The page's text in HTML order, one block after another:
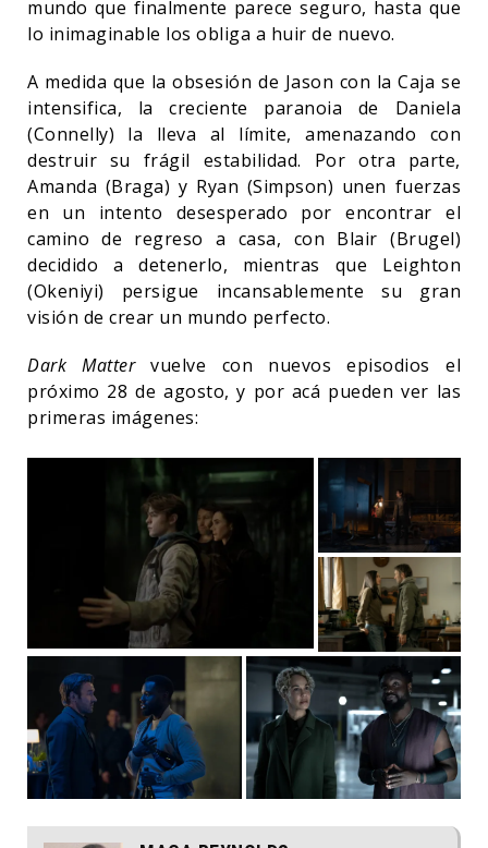
mundo que finalmente parece seguro, hasta que
lo inimaginable los obliga a huir de nuevo.
A medida que la obsesión de Jason con la Caja se
intensifica, la creciente paranoia de Daniela
(Connelly) la lleva al límite, amenazando con
destruir su frágil estabilidad. Por otra parte,
Amanda (Braga) y Ryan (Simpson) unen fuerzas
en un intento desesperado por encontrar el
camino de regreso a casa, con Blair (Brugel)
decidido a detenerlo, mientras que Leighton
(Okeniyi) persigue incansablemente su gran
visión de crear un mundo perfecto.
Dark Mattervuelve con nuevos episodios el
próximo 28 de agosto, y por acá pueden ver las
primeras imágenes: